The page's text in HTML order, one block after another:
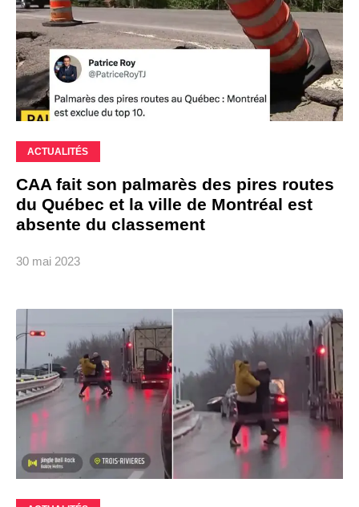
ACTUALITÉS
CAA fait son palmarès des pires routes
du Québec et la ville de Montréal est
absente du classement
30 mai 2023